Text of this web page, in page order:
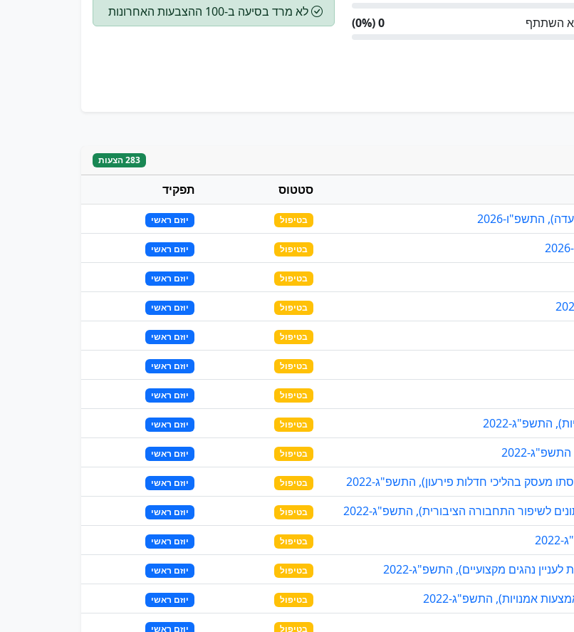
השתתף
0 (0%)
לא מרד בסיעה ב-100 ההצבעות האחרונות
283 הצעות
סטטוס
תפקיד
התשפ"ו-2026
בטיפול יוזם ראשי
בטיפול יוזם ראשי
בטיפול יוזם ראשי
בטיפול יוזם ראשי
בטיפול יוזם ראשי
בטיפול יוזם ראשי
בטיפול יוזם ראשי
התשפ"ג-2022 בטיפול יוזם ראשי
בטיפול יוזם ראשי
מעסק בהליכי חדלות פירעון), התשפ"ג-2022 בטיפול יוזם ראשי
לשיפור התחבורה הציבורית), התשפ"ג-2022 בטיפול יוזם ראשי
בטיפול יוזם ראשי
נהגים מקצועיים), התשפ"ג-2022 בטיפול יוזם ראשי
אמנויות), התשפ"ג-2022 בטיפול יוזם ראשי
בטיפול יוזם ראשי